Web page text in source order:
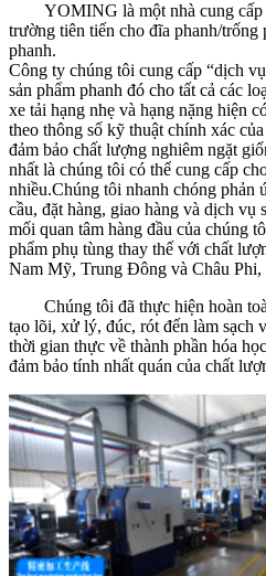
YOMING là một nhà cung
trường tiên tiến cho đĩa phanh/trống
phanh.
Công ty chúng tôi cung cấp “dịch
sản phẩm phanh đó cho tất cả các
xe tải hạng nhẹ và hạng nặng hiện
theo thông số kỹ thuật chính xác
đảm bảo chất lượng nghiêm ngặt
nhất là chúng tôi có thể cung cấp
nhiều.Chúng tôi nhanh chóng phản
cầu, đặt hàng, giao hàng và dịch vụ
mối quan tâm hàng đầu của chúng
phẩm phụ tùng thay thế với chất
Nam Mỹ, Trung Đông và Châu Phi,
Chúng tôi đã thực hiện hoàn
tạo lõi, xử lý, đúc, rót đến làm sạch
thời gian thực về thành phần hóa
đảm bảo tính nhất quán của chất